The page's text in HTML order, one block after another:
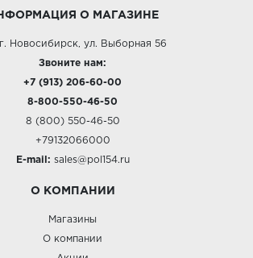
О МАГАЗИНЕ
Новосибирск, ул. Выборная 56
Звоните нам:
+7 (913) 206-60-00
8-800-550-46-50
8 (800) 550-46-50
+79132066000
E-mail: sales@pol154.ru
О КОМПАНИИ
Магазины
О компании